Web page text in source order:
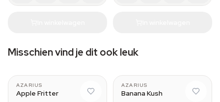
Misschien vind je dit ook leuk
AZARIUS
Apple Fritter
AZARIUS
Banana Kush